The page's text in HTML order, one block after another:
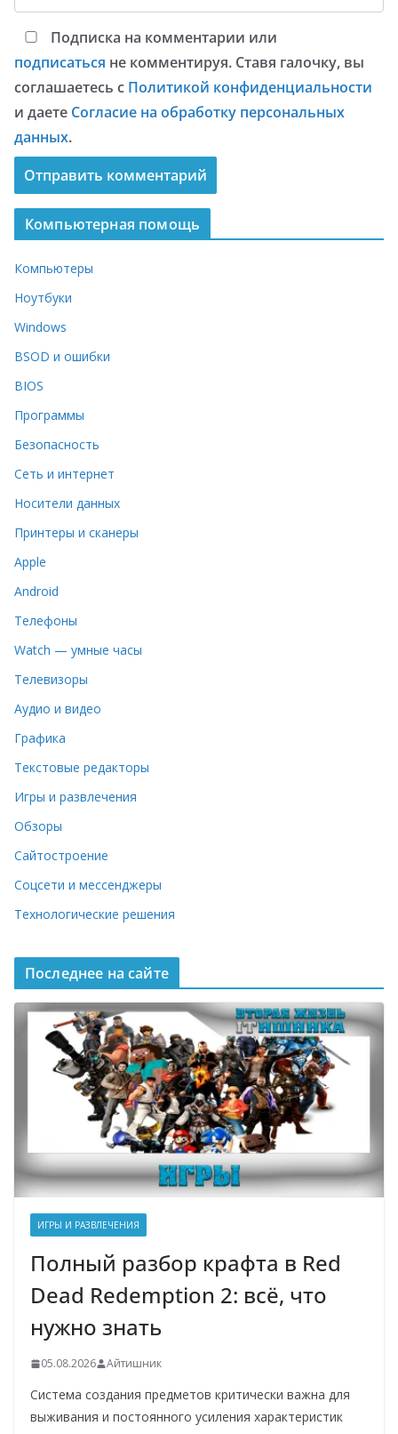
Подписка на комментарии или
подписаться не комментируя. Ставя галочку, вы
соглашаетесь с Политикой конфиденциальности
и даете Согласие на обработку персональных
данных.
Компьютерная помощь
Компьютеры
Ноутбуки
Windows
BSOD и ошибки
BIOS
Программы
Безопасность
Сеть и интернет
Носители данных
Принтеры и сканеры
Apple
Android
Телефоны
Watch — умные часы
Телевизоры
Аудио и видео
Графика
Текстовые редакторы
Игры и развлечения
Обзоры
Сайтостроение
Соцсети и мессенджеры
Технологические решения
Последнее на сайте
ИГРЫ И РАЗВЛЕЧЕНИЯ
Полный разбор крафта в Red
Dead Redemption 2: всё, что
нужно знать
05.08.2026 Айтишник
Система создания предметов критически важна для
выживания и постоянного усиления характеристик